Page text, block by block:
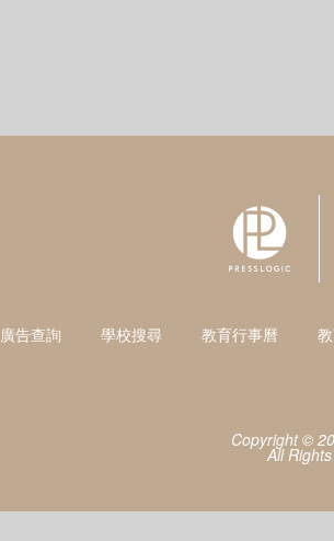
廣告查詢 學校搜尋 教育行事曆
Copyright ©
All